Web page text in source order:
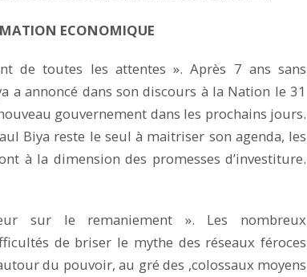
ECONOMIQUE
de toutes les attentes ». Après 7 ans sans
a annoncé dans son discours à la Nation le 31
gouvernement dans les prochains jours.
Biya reste le seul à maitriser son agenda, les
à la dimension des promesses d’investiture.
sur le remaniement ». Les nombreux
de briser le mythe des réseaux féroces
du pouvoir, au gré des ,colossaux moyens